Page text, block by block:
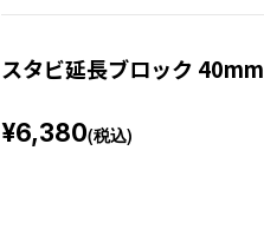
スタビ延長ブロック 40mm
¥6,380(税込)